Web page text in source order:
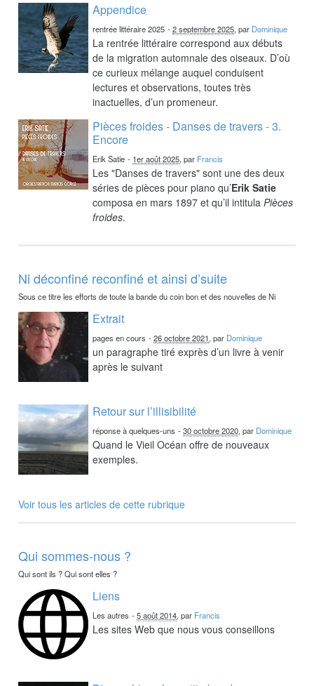
Appendice
rentrée littéraire 2025 -2 septembre 2025, par Dominique
La rentrée littéraire correspond aux débuts
de la migration automnale des oiseaux. D’où
ce curieux mélange auquel conduisent
lectures et observations, toutes très
inactuelles, d’un promeneur.
Pièces froides - Danses de travers - 3.
Encore
Erik Satie - 1er août 2025, par Francis
Les "Danses de travers" sont une des deux
séries de pièces pour piano qu’Erik Satie
composa en mars 1897 et qu’il intitulaPièces
froides.
Ni déconfiné reconfiné et ainsi d’suite
Sous ce titre les efforts de toute la bande du coin bon et des nouvelles de Ni
Extrait
pages en cours -26 octobre 2021, par Dominique
un paragraphe tiré exprès d’un livre à venir
après le suivant
Retour sur l’illisibilité
réponse à quelques-uns -30 octobre 2020, par Dominique
Quand le Vieil Océan offre de nouveaux
exemples.
Voir tous les articles de cette rubrique
Qui sommes-nous ?
Qui sont ils ? Qui sont elles ?
Liens
Les autres -5 août 2014, par Francis
Les sites Web que nous vous conseillons